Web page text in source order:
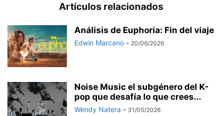
Artículos relacionados
Análisis de Euphoria: Fin del viaje
Edwin Marcano - 20/06/2026
Noise Music el subgénero del K-
pop que desafía lo que crees...
Wendy Natera - 31/05/2026